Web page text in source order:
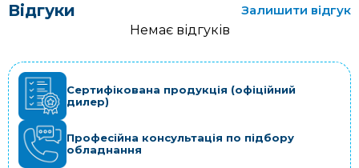
Відгуки
Залишити відгук
Немає відгуків
Сертифікована продукція (офіційний
дилер)
Професійна консультація по підбору
обладнання